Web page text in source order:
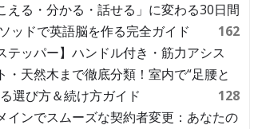
える・分かる・話せる」に変わる30日間
ッドで英語脳を作る完全ガイド
162
テッパー】ハンドル付き・筋力アシス
・天然木まで徹底分類！室内で“足腰と
選び方＆続け方ガイド
128
インでスムーズな契約者変更：あなたの